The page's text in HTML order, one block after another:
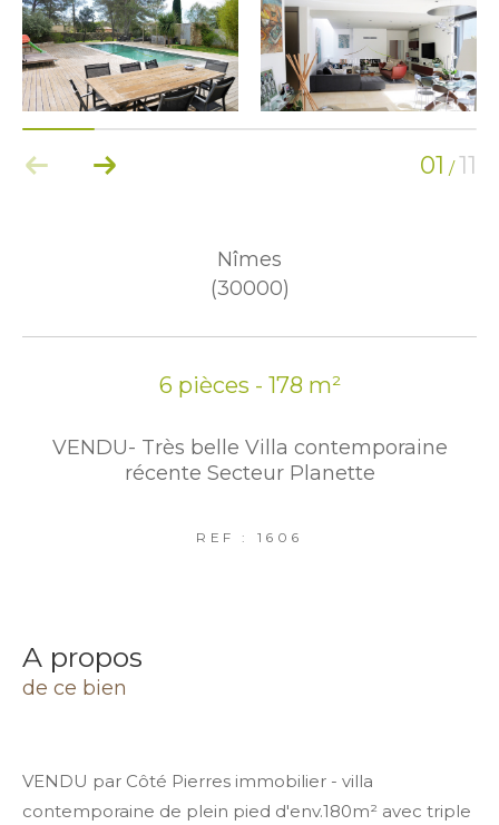
01 /11
Nîmes
(30000)
6 pièces - 178 m²
VENDU- Très belle Villa contemporaine
récente Secteur Planette
REF : 1606
a propos
de ce bien
VENDU par Côté Pierres immobilier - villa
contemporaine de plein pied d'env.180m² avec triple